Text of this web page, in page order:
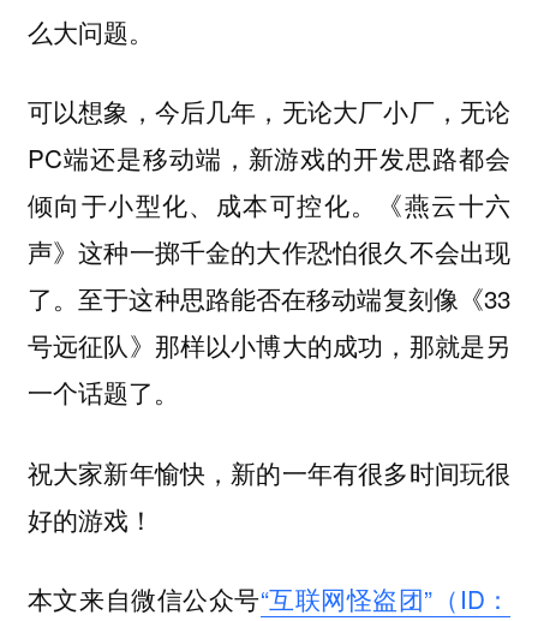
么大问题。
可以想象，今后几年，无论大厂小厂，无论
PC端还是移动端，新游戏的开发思路都会
倾向于小型化、成本可控化。《燕云十六
声》这种一掷千金的大作恐怕很久不会出现
了。至于这种思路能否在移动端复刻像《33
号远征队》那样以小博大的成功，那就是另
一个话题了。
祝大家新年愉快，新的一年有很多时间玩很
好的游戏！
本文来自微信公众号“互联网怪盗团”（ID：